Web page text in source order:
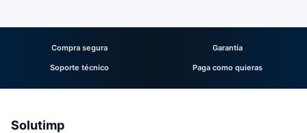
Compra segura Garantía
Soporte técnico Paga como quieras
Solutimp